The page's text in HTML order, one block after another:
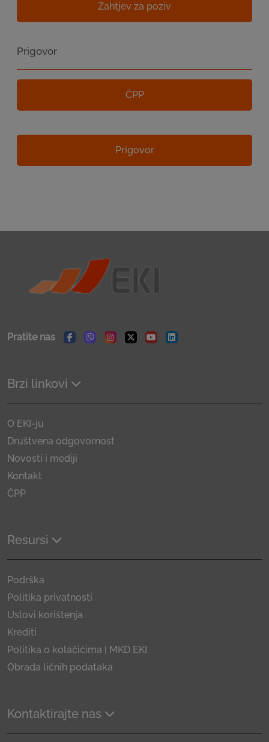
Zahtjev za poziv
Prigovor
ČPP
Prigovor
Pratite nas
Facebook
ViberInstagram
TwitterYoutubeLinkedin
Brzi linkovi
O EKI-ju
Društvena odgovornost
Novosti i mediji
Kontakt
ČPP
Resursi
Podrška
Politika privatnosti
Uslovi korištenja
Krediti
Politika o kolačićima | MKD EKI
Obrada ličnih podataka
Kontaktirajte nas